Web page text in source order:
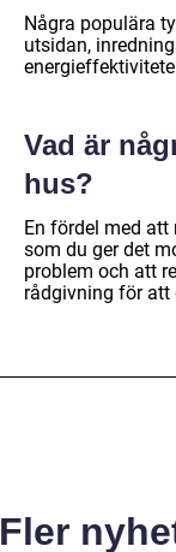
Några populära
utsidan,
Vad är
hus?
En fördel med
som du ger det
problem och att
rådgivning för att
Fler